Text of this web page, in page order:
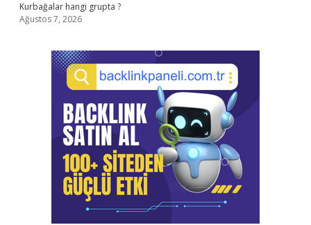
Kurbağalar hangi grupta ?
Ağustos 7, 2026